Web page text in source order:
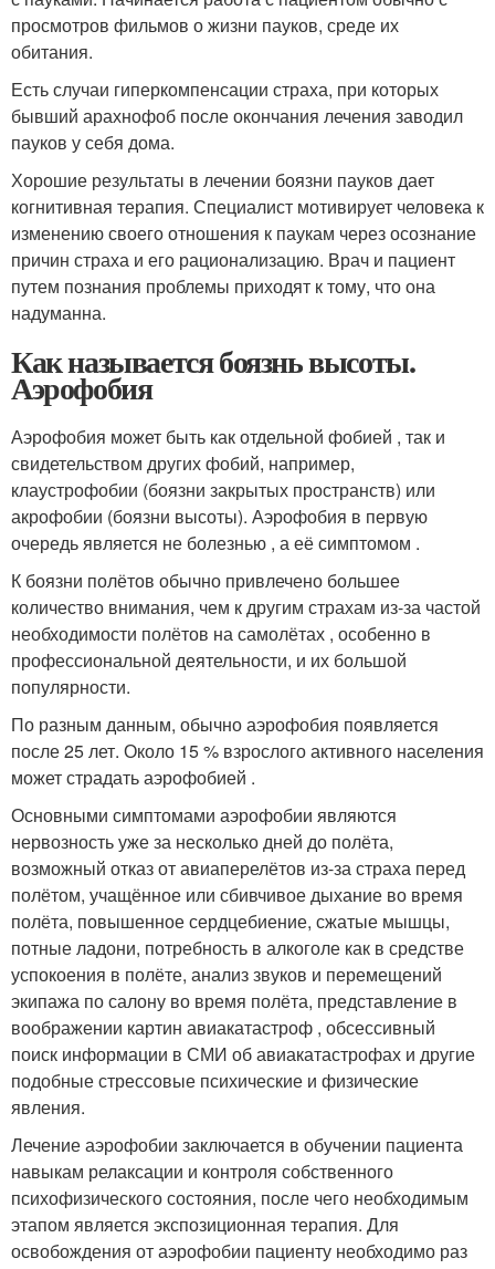
просмотров фильмов о жизни пауков, среде их
обитания.
Есть случаи гиперкомпенсации страха, при которых
бывший арахнофоб после окончания лечения заводил
пауков у себя дома.
Хорошие результаты в лечении боязни пауков дает
когнитивная терапия. Специалист мотивирует человека к
изменению своего отношения к паукам через осознание
причин страха и его рационализацию. Врач и пациент
путем познания проблемы приходят к тому, что она
надуманна.
Как называется боязнь высоты.
Аэрофобия
Аэрофобия может быть как отдельной фобией , так и
свидетельством других фобий, например,
клаустрофобии (боязни закрытых пространств) или
акрофобии (боязни высоты). Аэрофобия в первую
очередь является не болезнью , а её симптомом .
К боязни полётов обычно привлечено большее
количество внимания, чем к другим страхам из-за частой
необходимости полётов на самолётах , особенно в
профессиональной деятельности, и их большой
популярности.
По разным данным, обычно аэрофобия появляется
после 25 лет. Около 15 % взрослого активного населения
может страдать аэрофобией .
Основными симптомами аэрофобии являются
нервозность уже за несколько дней до полёта,
возможный отказ от авиаперелётов из-за страха перед
полётом, учащённое или сбивчивое дыхание во время
полёта, повышенное сердцебиение, сжатые мышцы,
потные ладони, потребность в алкоголе как в средстве
успокоения в полёте, анализ звуков и перемещений
экипажа по салону во время полёта, представление в
воображении картин авиакатастроф , обсессивный
поиск информации в СМИ об авиакатастрофах и другие
подобные стрессовые психические и физические
явления.
Лечение аэрофобии заключается в обучении пациента
навыкам релаксации и контроля собственного
психофизического состояния, после чего необходимым
этапом является экспозиционная терапия. Для
освобождения от аэрофобии пациенту необходимо раз